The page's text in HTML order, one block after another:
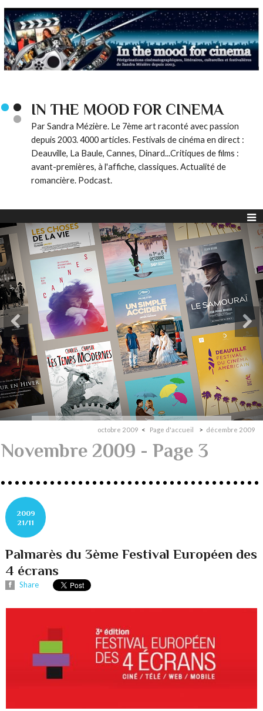
IN THE MOOD FOR CINEMA
Par Sandra Mézière. Le 7ème art raconté avec passion
depuis 2003. 4000 articles. Festivals de cinéma en direct :
Deauville, La Baule, Cannes, Dinard...Critiques de films :
avant-premières, à l'affiche, classiques. Actualité de
romancière. Podcast.
octobre 2009 Page d'accueil décembre 2009
Novembre 2009 - Page 3
2009
21/11
Palmarès du 3ème Festival Européen des
4 écrans
Share